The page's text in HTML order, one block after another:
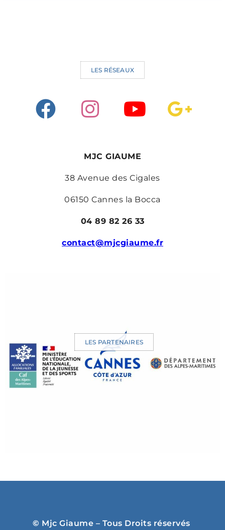
LES RÉSEAUX
MJC GIAUME
38 Avenue des Cigales
06150 Cannes la Bocca
04 89 82 26 33
contact@mjcgiaume.fr
LES PARTENAIRES
© Mjc Giaume – Tous Droits réservés